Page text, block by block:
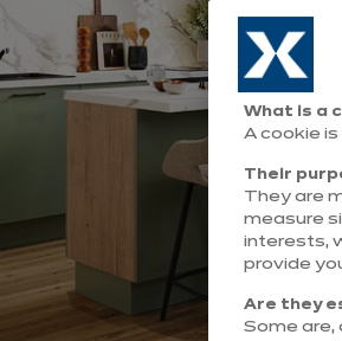
What is a
A cookie
Their
They are
measure
interests,
provide
Are they
Some are,